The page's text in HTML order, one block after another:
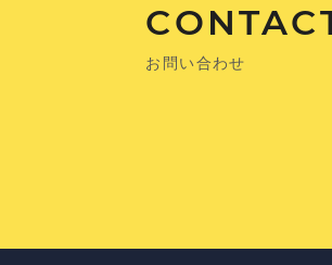
お問い合わせ